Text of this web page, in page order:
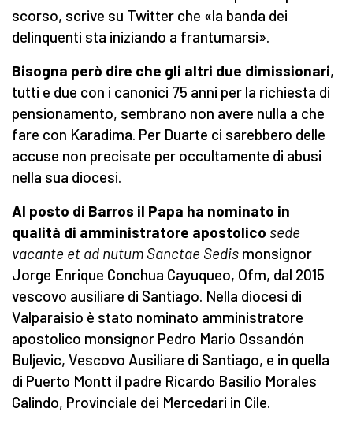
scorso, scrive su Twitter che «la banda dei
delinquenti sta iniziando a frantumarsi».
Bisogna però dire che gli altri due dimissionari,
tutti e due con i canonici 75 anni per la richiesta di
pensionamento, sembrano non avere nulla a che
fare con Karadima. Per Duarte ci sarebbero delle
accuse non precisate per occultamente di abusi
nella sua diocesi.
Al posto di Barros il Papa ha nominato in
qualità di amministratore apostolico sede
vacante et ad nutum Sanctae Sedis monsignor
Jorge Enrique Conchua Cayuqueo, Ofm, dal 2015
vescovo ausiliare di Santiago. Nella diocesi di
Valparaisio è stato nominato amministratore
apostolico monsignor Pedro Mario Ossandón
Buljevic, Vescovo Ausiliare di Santiago, e in quella
di Puerto Montt il padre Ricardo Basilio Morales
Galindo, Provinciale dei Mercedari in Cile.